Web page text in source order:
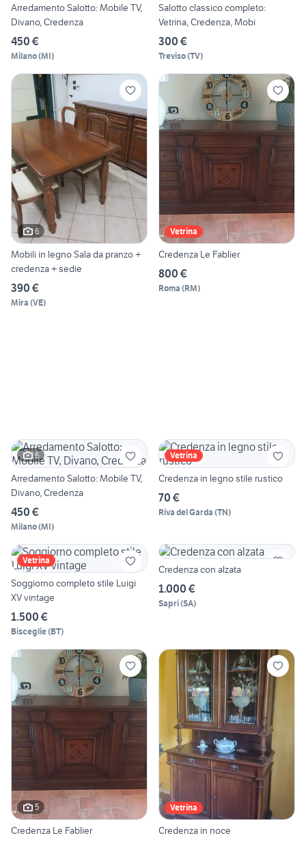
Arredamento Salotto: Mobile TV,
Divano, Credenza
450 €
Milano(MI)
Salotto classico completo:
Vetrina, Credenza, Mobi
300 €
Treviso(TV)
6
Mobili in legno Sala da pranzo +
credenza + sedie
390 €
Mira (VE)
Vetrina
Credenza Le Fablier
800 €
Roma (RM)
6
Arredamento Salotto: Mobile TV,
Divano, Credenza
450 €
Milano(MI)
Vetrina
Credenza in legno stile rustico
70 €
Riva del Garda (TN)
Vetrina
Soggiorno completo stile Luigi
XV vintage
1.500 €
Bisceglie(BT)
Credenza con alzata
1.000 €
Sapri(SA)
5
Credenza Le Fablier
Vetrina
Credenza in noce